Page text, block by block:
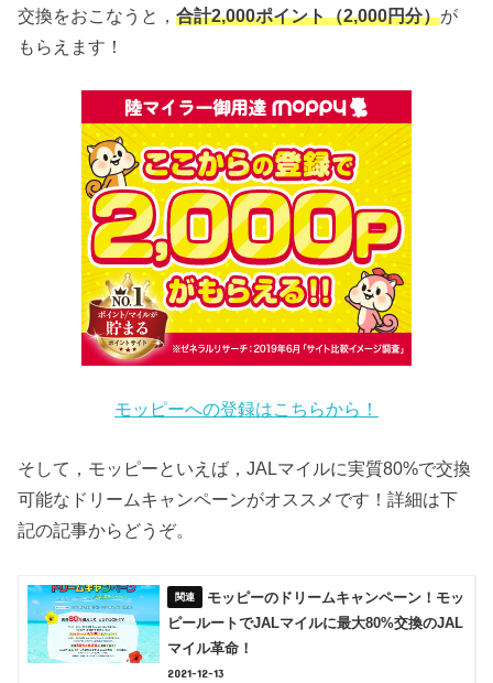
交換をおこなうと，合計2,000ポイント（2,000円分）が
もらえます！
モッピーへの登録はこちらから！
そして，モッピーといえば，JALマイルに実質80%で交換
可能なドリームキャンペーンがオススメです！詳細は下
記の記事からどうぞ。
モッピーのドリームキャンペーン！モッ
ピールートでJALマイルに最大80%交換のJAL
マイル革命！
2021-12-13